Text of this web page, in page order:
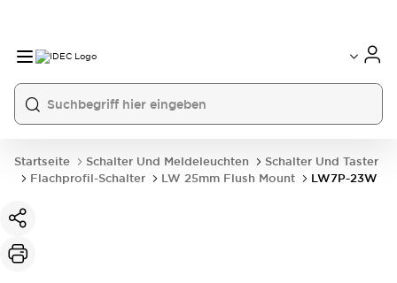
Startseite Schalter Und Meldeleuchten
Schalter Und Taster
Flachprofil-Schalter
LW 25mm Flush Mount LW7P-23W